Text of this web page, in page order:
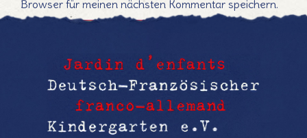
Browser für meinen nächsten Kommentar speichern.